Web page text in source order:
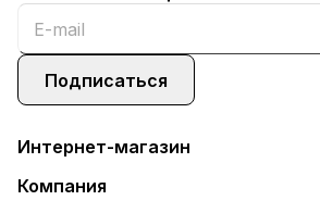
Подписаться
Интернет-магазин
Компания